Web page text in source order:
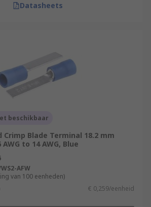
Datasheets
beschikbaar
Crimp Blade Terminal 18.2 mm
to 14 AWG, Blue
AFW
van 100 eenheden)
€ 0,259/eenheid